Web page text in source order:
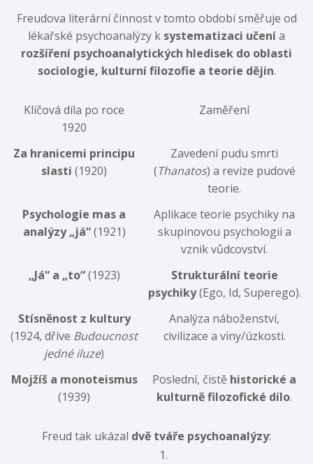
Freudova literární činnost v tomto období směřuje od
lékařské psychoanalýzy k systematizaci učenía
rozšíření psychoanalytických hledisek do oblasti
sociologie, kulturní filozofie a teorie dějin.
Klíčová díla po roce
1920
Zaměření
Za hranicemi principu
slasti (1920)
Zavedení pudu smrti
(Thanatos) a revize pudové
teorie.
Psychologie mas a
analýzy „já“(1921)
Aplikace teorie psychiky na
skupinovou psychologii a
vznik vůdcovství.
„Já“ a „to“(1923)
Strukturální teorie
psychiky(Ego, Id, Superego).
Stísněnost z kultury
(1924, dříve Budoucnost
jedné iluze)
Analýza náboženství,
civilizace a viny/úzkosti.
Mojžíš a monoteismus
(1939)
Poslední, čistě historické a
kulturně filozofické dílo.
Freud tak ukázal dvě tváře psychoanalýzy: